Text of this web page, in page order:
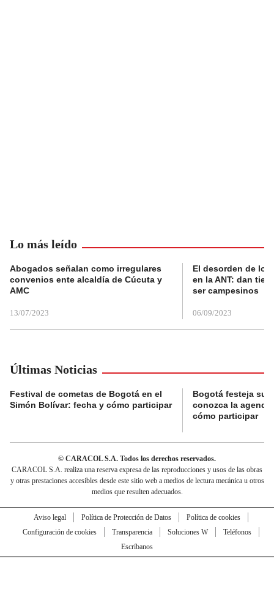
Lo más leído
Abogados señalan como irregulares
convenios ente alcaldía de Cúcuta y
AMC
13/07/2023
El desorden de
en la ANT: dan
ser campesinos
06/09/2023
Últimas Noticias
Festival de cometas de Bogotá en el
Simón Bolívar: fecha y cómo participar
Bogotá festeja su
conozca la
cómo participar
© CARACOL S.A. Todos los derechos reservados.
CARACOL S.A. realiza una reserva expresa de las reproducciones y usos de las obras
y otras prestaciones accesibles desde este sitio web a medios de lectura mecánica u otros
medios que resulten adecuados.
Aviso legal Política de Protección de Datos
Política de cookies
Configuración de cookies
Transparencia Soluciones W
Teléfonos
Escríbanos